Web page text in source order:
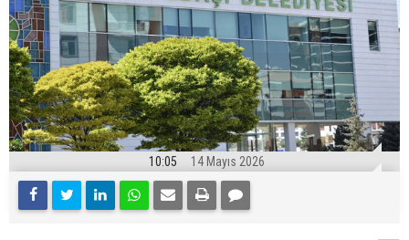
10:05 14 Mayıs 2026